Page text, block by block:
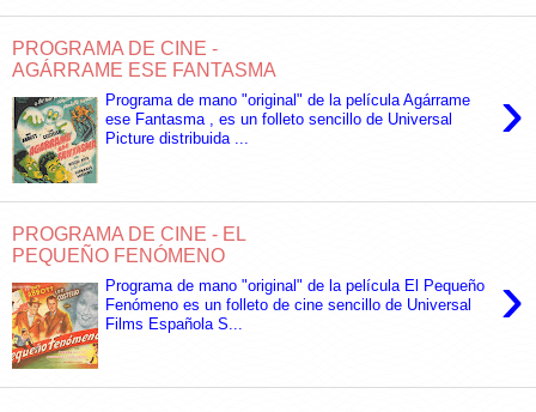
PROGRAMA DE CINE -
AGÁRRAME ESE FANTASMA
›
Programa de mano "original" de la película Agárrame
ese Fantasma , es un folleto sencillo de Universal
Picture distribuida ...
PROGRAMA DE CINE - EL
PEQUEÑO FENÓMENO
›
Programa de mano "original" de la película El Pequeño
Fenómeno es un folleto de cine sencillo de Universal
Films Española S...